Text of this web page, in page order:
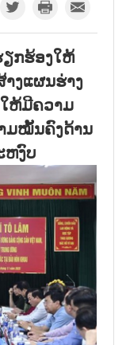
ຽກຮ້ອງໃຫ້
ງແຜນຮ່າງ
ຫ້ມີຄວາມ
ມໝັ້ນຄົງດ້ານ
ຫງົບ